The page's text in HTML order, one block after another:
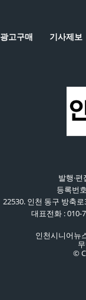
광고구매 기사제보
발행·
등록번
22530. 인천 동구 방축
대표전화 :
인천시니어뉴
©